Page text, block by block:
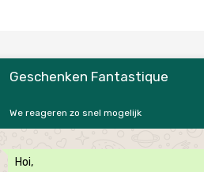
Fysieke winkel: Alfred Amelotstraat 23
Geschenken Fantastique
We reageren zo snel mogelijk
Hoi,